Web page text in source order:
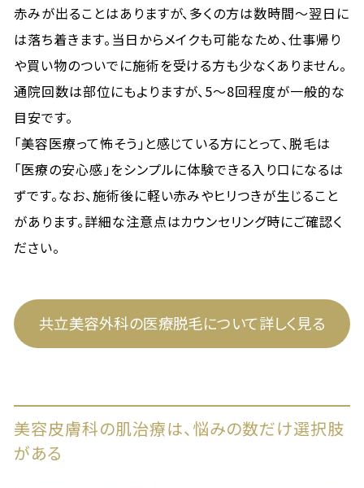
赤みが出ることはありますが、多くの方は数時間〜翌日に
は落ち着きます。当日からメイクも可能なため、仕事帰り
や買い物のついでに施術を受ける方も少なくありません。
通院回数は部位にもよりますが、5〜8回程度が一般的な
目安です。
「美容医療って怖そう」と感じている方にとって、脱毛は
「医療の安心感」をシンプルに体験できる入り口になるは
ずです。なお、施術後に軽い赤みやヒリつきが生じること
があります。詳細な注意点はカウンセリング時にご確認く
ださい。
共立美容外科の医療脱毛について詳しく見る
美容皮膚科の肌治療は、悩みの数だけ選択肢
がある